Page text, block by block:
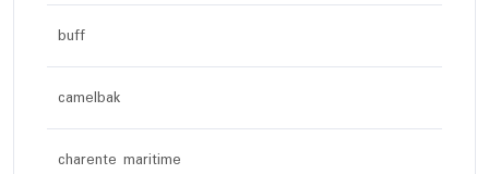
buff
camelbak
charente maritime